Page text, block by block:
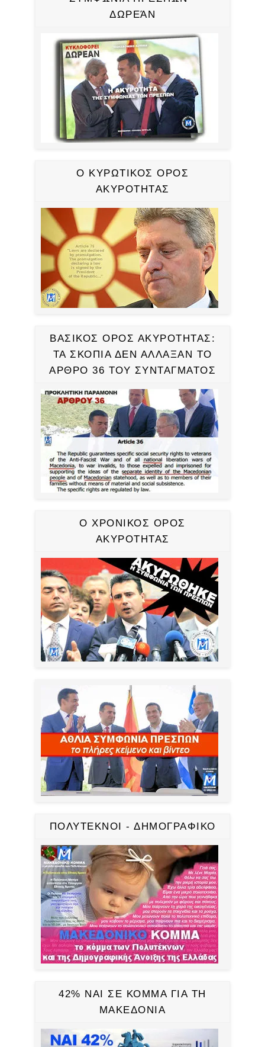
ΔΩΡΕΆΝ
Ο ΚΥΡΩΤΙΚΟΣ ΟΡΟΣ
ΑΚΥΡΟΤΗΤΑΣ
ΒΑΣΙΚΟΣ ΟΡΟΣ ΑΚΥΡΟΤΗΤΑΣ:
ΤΑ ΣΚΟΠΙΑ ΔΕΝ ΑΛΛΑΞΑΝ ΤΟ
ΑΡΘΡΟ 36 ΤΟΥ ΣΥΝΤΑΓΜΑΤΟΣ
Ο ΧΡΟΝΙΚΟΣ ΟΡΟΣ
ΑΚΥΡΟΤΗΤΑΣ
ΠΟΛΥΤΕΚΝΟΙ - ΔΗΜΟΓΡΑΦΙΚΟ
42% ΝΑΙ ΣΕ ΚΟΜΜΑ ΓΙΑ ΤΗ
ΜΑΚΕΔΟΝΙΑ